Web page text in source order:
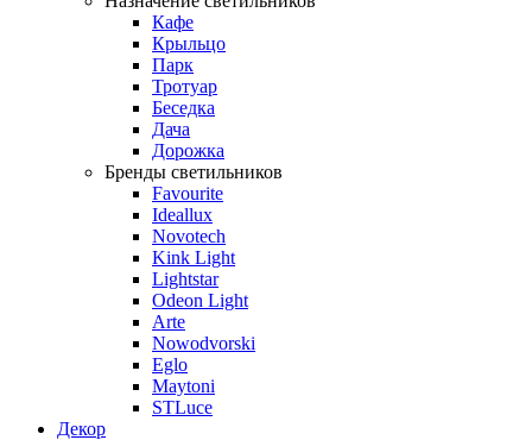
Кафе
Крыльцо
Парк
Тротуар
Беседка
Дача
Дорожка
Бренды светильников
Favourite
Ideallux
Novotech
Kink Light
Lightstar
Odeon Light
Arte
Nowodvorski
Eglo
Maytoni
STLuce
Декор